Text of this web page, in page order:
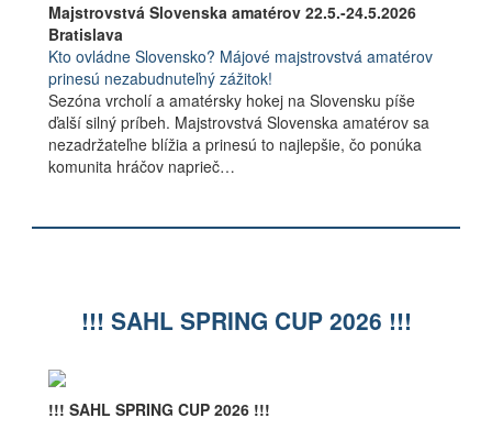
Majstrovstvá Slovenska amatérov 22.5.-24.5.2026
Bratislava
Kto ovládne Slovensko? Májové majstrovstvá amatérov
prinesú nezabudnuteľný zážitok!
Sezóna vrcholí a amatérsky hokej na Slovensku píše
ďalší silný príbeh. Majstrovstvá Slovenska amatérov sa
nezadržateľne blížia a prinesú to najlepšie, čo ponúka
komunita hráčov naprieč…
!!! SAHL SPRING CUP 2026 !!!
!!! SAHL SPRING CUP 2026 !!!